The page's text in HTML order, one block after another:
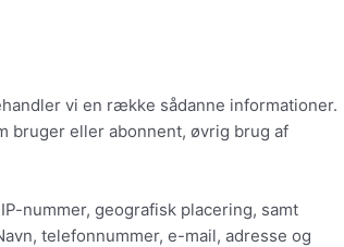
vi en række sådanne informationer.
bruger eller abonnent, øvrig brug af
nummer, geografisk placering, samt
telefonnummer, e-mail, adresse og